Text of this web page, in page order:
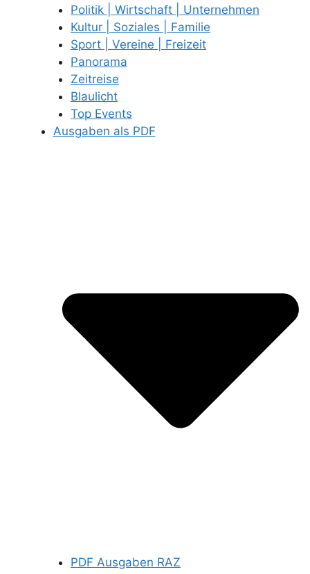
Politik | Wirtschaft | Unternehmen
Kultur | Soziales | Familie
Sport | Vereine | Freizeit
Panorama
Zeitreise
Blaulicht
Top Events
Ausgaben als PDF
PDF Ausgaben RAZ